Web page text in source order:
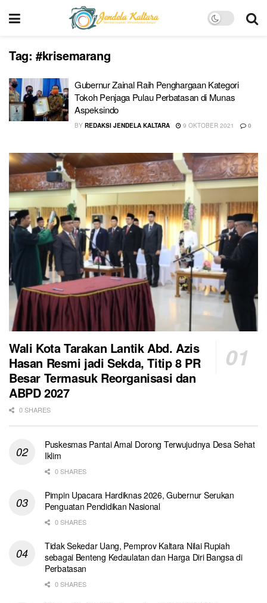
Tag: #krisemarang
Gubernur Zainal Raih Penghargaan Kategori
Tokoh Penjaga Pulau Perbatasan di Munas
Aspeksindo
BY REDAKSI JENDELA KALTARA 9 OKTOBER 2021 0
Wali Kota Tarakan Lantik Abd. Azis
Hasan Resmi jadi Sekda, Titip 8 PR
Besar Termasuk Reorganisasi dan
ABPD 2027
0 SHARES
Puskesmas Pantai Amal Dorong Terwujudnya Desa Sehat
Iklim
0 SHARES
Pimpin Upacara Hardiknas 2026, Gubernur Serukan
Penguatan Pendidikan Nasional
0 SHARES
Tidak Sekedar Uang, Pemprov Kaltara Nilai Rupiah
sebagai Benteng Kedaulatan dan Harga Diri Bangsa di
Perbatasan
0 SHARES